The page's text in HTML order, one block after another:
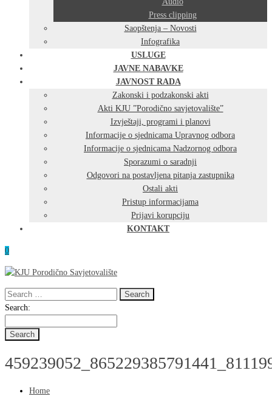
Press clipping
Saopštenja – Novosti
Infografika
USLUGE
JAVNE NABAVKE
JAVNOST RADA
Zakonski i podzakonski akti
Akti KJU ”Porodično savjetovalište”
Izvještaji, programi i planovi
Informacije o sjednicama Upravnog odbora
Informacije o sjednicama Nadzornog odbora
Sporazumi o saradnji
Odgovori na postavljena pitanja zastupnika
Ostali akti
Pristup informacijama
Prijavi korupciju
KONTAKT
0
Search
for:
Search
Search:
Home